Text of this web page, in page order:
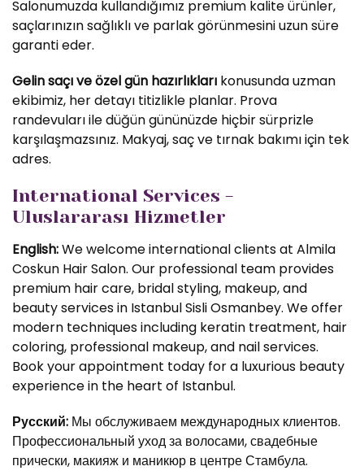
Salonumuzda kullandığımız premium kalite ürünler,
saçlarınızın sağlıklı ve parlak görünmesini uzun süre
garanti eder.
Gelin saçı ve özel gün hazırlıkları konusunda uzman
ekibimiz, her detayı titizlikle planlar. Prova
randevuları ile düğün gününüzde hiçbir sürprizle
karşılaşmazsınız. Makyaj, saç ve tırnak bakımı için tek
adres.
International Services -
Uluslararası Hizmetler
English:We welcome international clients at Almila
Coskun Hair Salon. Our professional team provides
premium hair care, bridal styling, makeup, and
beauty services in Istanbul Sisli Osmanbey. We offer
modern techniques including keratin treatment, hair
coloring, professional makeup, and nail services.
Book your appointment today for a luxurious beauty
experience in the heart of Istanbul.
Русский: Мы обслуживаем международных клиентов.
Профессиональный уход за волосами, свадебные
прически, макияж и маникюр в центре Стамбула.